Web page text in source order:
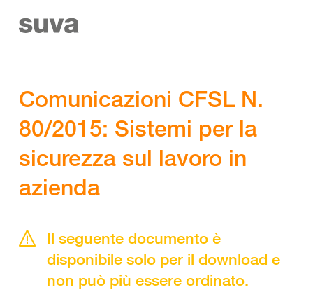
Comunicazioni CFSL N.
80/2015: Sistemi per la
sicurezza sul lavoro in
azienda
Il seguente documento è
disponibile solo per il download e
non può più essere ordinato.